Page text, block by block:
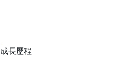
長歷程